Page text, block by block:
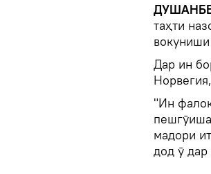
таҳти
Дар ин
"Ин
мадори
дод ӯ